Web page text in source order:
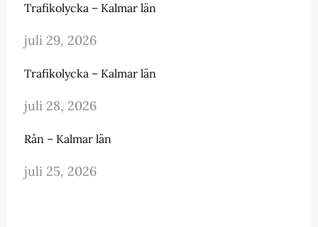
Trafikolycka – Kalmar län
juli 29, 2026
Trafikolycka – Kalmar län
juli 28, 2026
Rån – Kalmar län
juli 25, 2026